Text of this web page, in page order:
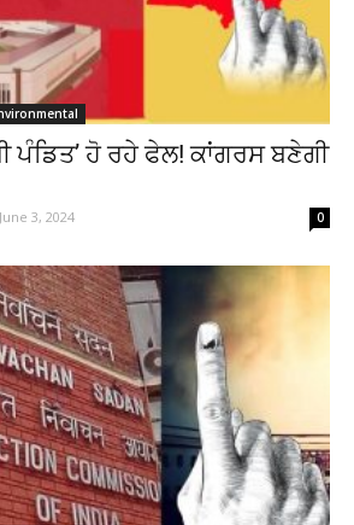
ਪੰਡਿਤ’ ਹੋ ਰਹੇ ਫੇਲ! ਕਾਂਗਰਸ ਬਣੇਗੀ
June 3, 2024 0